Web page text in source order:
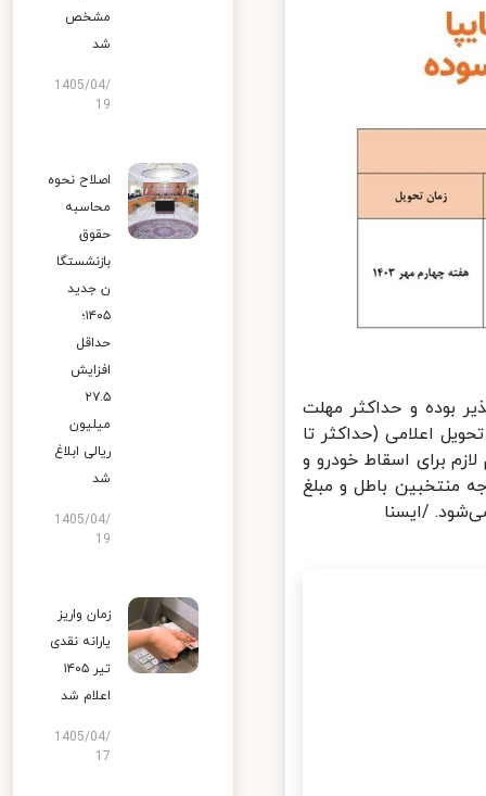
بوده و حداکثر مهلت
اعلامی (حداکثر تا
لازم برای اسقاط خودرو و
منتخبین باطل و مبلغ
/ایسنا
مشخص
شد
1405/04/
19
اصلاح نحوه
محاسبه
حقوق
بازنشستگا
ن جدید
۱۴۰۵؛
حداقل
افزایش
۲۷.۵
میلیون
ریالی ابلاغ
شد
1405/04/
19
زمان واریز
یارانه نقدی
تیر ۱۴۰۵
اعلام شد
1405/04/
17